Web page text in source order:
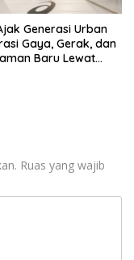
Generasi Urban
Gaya, Gerak, dan
Baru Lewat
Ruas yang wajib